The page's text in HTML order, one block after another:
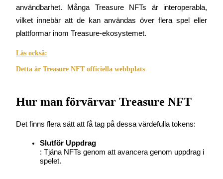
Guide
Futures startguide
Handelsstrategier
användbarhet. Många Treasure NFTs är interoperabla,
vilket innebär att de kan användas över flera spel eller
plattformar inom Treasure-ekosystemet.
Läs också:
Detta är Treasure NFT officiella webbplats
Hur man förvärvar Treasure NFT
Det finns flera sätt att få tag på dessa värdefulla tokens:
Slutför Uppdrag
: Tjäna NFTs genom att avancera genom uppdrag i
spelet.